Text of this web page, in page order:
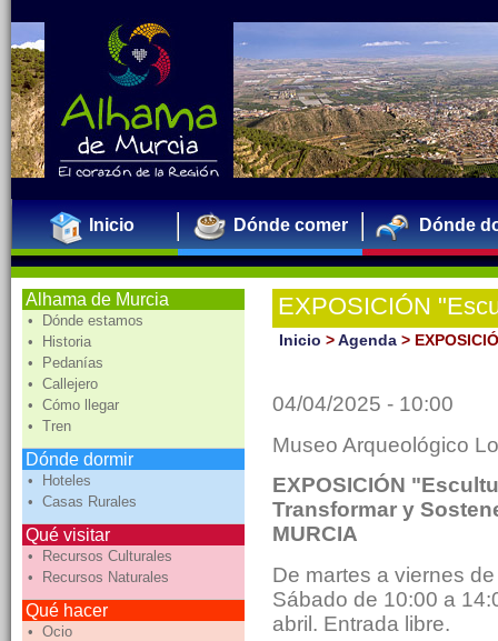
Inicio Dónde comer Dónde
Alhama de Murcia
• Dónde estamos
• Historia
• Pedanías
• Callejero
• Cómo llegar
• Tren
Dónde dormir
• Hoteles
• Casas Rurales
Qué visitar
• Recursos Culturales
• Recursos Naturales
Qué hacer
• Ocio
EXPOSICIÓN
Transformar y
Inicio >Agenda >
04/04/2025 - 10:00
Museo Arqueológico
EXPOSICIÓN
Transformar y
MURCIA
De martes a viernes
Sábado de 10:00 a
abril. Entrada libre.